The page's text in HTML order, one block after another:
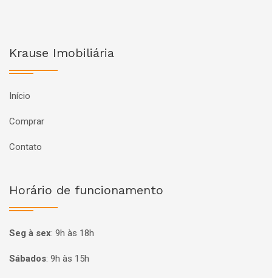
Krause Imobiliária
Início
Comprar
Contato
Horário de funcionamento
Seg à sex: 9h às 18h
Sábados: 9h às 15h